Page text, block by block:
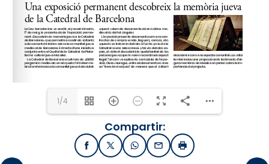
1/4
Compartir:
FacebookX / TwitterWhatsApp
EmailImprimir